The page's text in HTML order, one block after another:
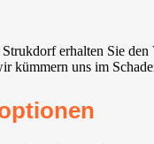
erhalten Sie
kümmern uns im